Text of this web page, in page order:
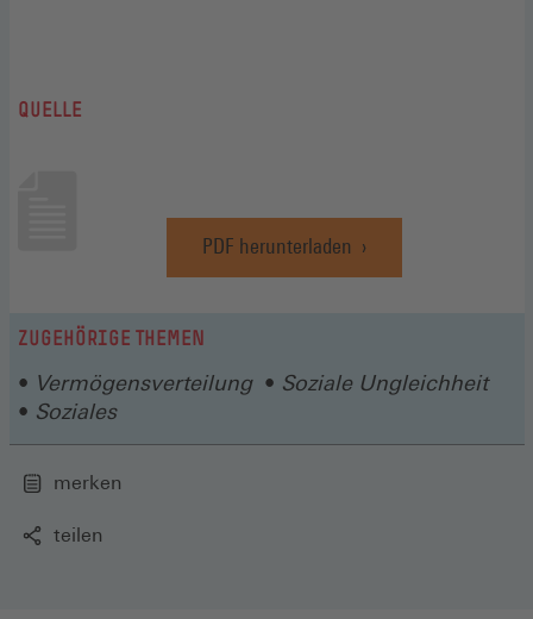
QUELLE
PDF herunterladen
(Öffnet
in
ZUGEHÖRIGE THEMEN
Vermögensverteilung
Soziale Ungleichheit
Soziales
merken
teilen